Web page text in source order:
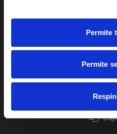
Permite
Permite
festivaluri
Pentru copii